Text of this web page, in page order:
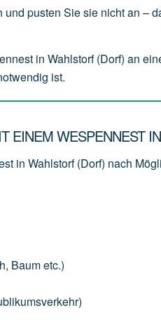
pusten Sie sie nicht an –
in Wahlstorf (Dorf) an
ist.
EINEM WESPENNEST
in Wahlstorf (Dorf) nach
Baumetc.)